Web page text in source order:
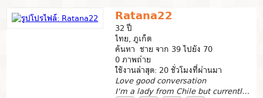
Ratana22
32 ปี
ไทย, ภูเก็ต
ค้นหา ชาย จาก 39 ไปยัง 70
0 ภาพถ่าย
ใช้งานล่าสุด: 20 ชั่วโมงที่ผ่านมา
Love good conversation
I'm a lady from Chile but currently living in Thailand...